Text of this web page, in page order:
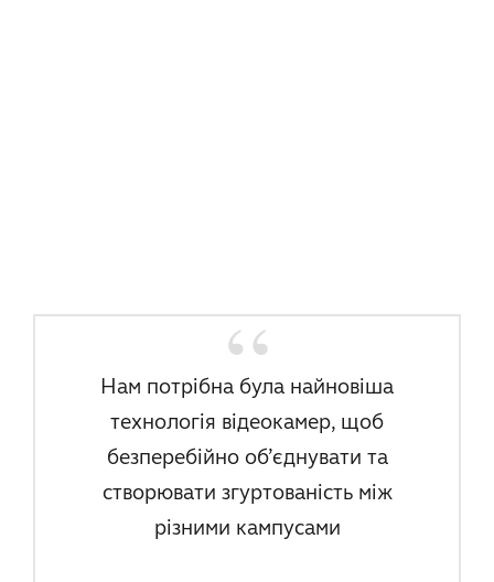
Нам потрібна була найновіша
технологія відеокамер, щоб
безперебійно об’єднувати та
створювати згуртованість між
різними кампусами